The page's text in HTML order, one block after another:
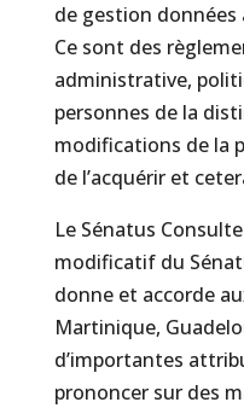
de gestion données
Ce sont des
administrative,
personnes de la
modifications de la
de l’acquérir et
Le Sénatus
modificatif du
donne et accorde
Martinique,
d’importantes
prononcer sur des